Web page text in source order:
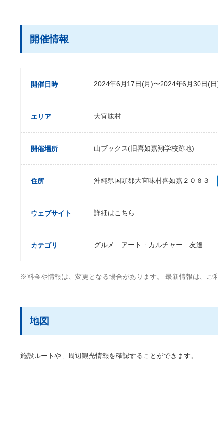
開催情報
開催日時 2024年6月17日(月)〜2024年6月30日(日
エリア 大宜味村
開催場所 山ブックス(旧喜如嘉翔学校跡地)
住所 沖縄県国頭郡大宜味村喜如嘉２０８３
ウェブサイト 詳細はこちら
カテゴリ グルメ アート・カルチャー 友達
※料金や情報は、変更となる場合があります。 最新情報は、ご
地図
施設ルートや、周辺観光情報を確認することができます。